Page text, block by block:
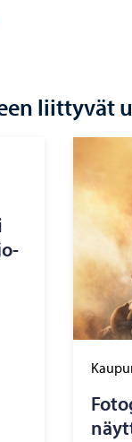
liittyvät